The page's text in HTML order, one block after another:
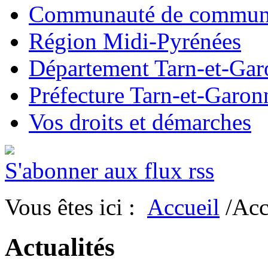
Communauté de
Région Midi-Pyrénées
Département Tarn-et-
Préfecture Tarn-et-
Vos droits et démarches
S'abonner aux flux rss
Vous êtes ici : Accueil /
Actualités